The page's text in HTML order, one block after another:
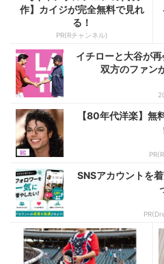
作】カイジが完全無料で見れ
る！
PR(Rチャンネル)
イチローと大谷が
双方のファン
【80年代洋楽】無
SNSアカウントを